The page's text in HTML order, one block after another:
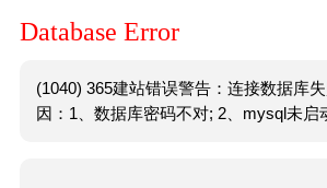
Database Error
(1040) 365建站错误警告：连接数据库
因：1、数据库密码不对; 2、mysql未启